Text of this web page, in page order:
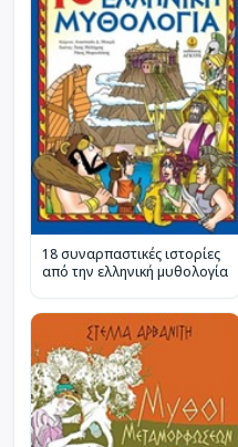
18 συναρπαστικές ιστορίες
από την ελληνική μυθολογία